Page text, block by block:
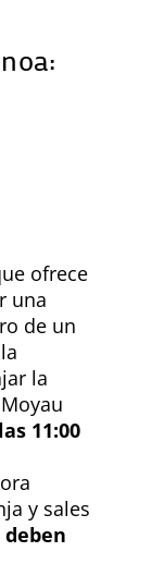
ofrece
una
de un
la
11:00
y sales
deben